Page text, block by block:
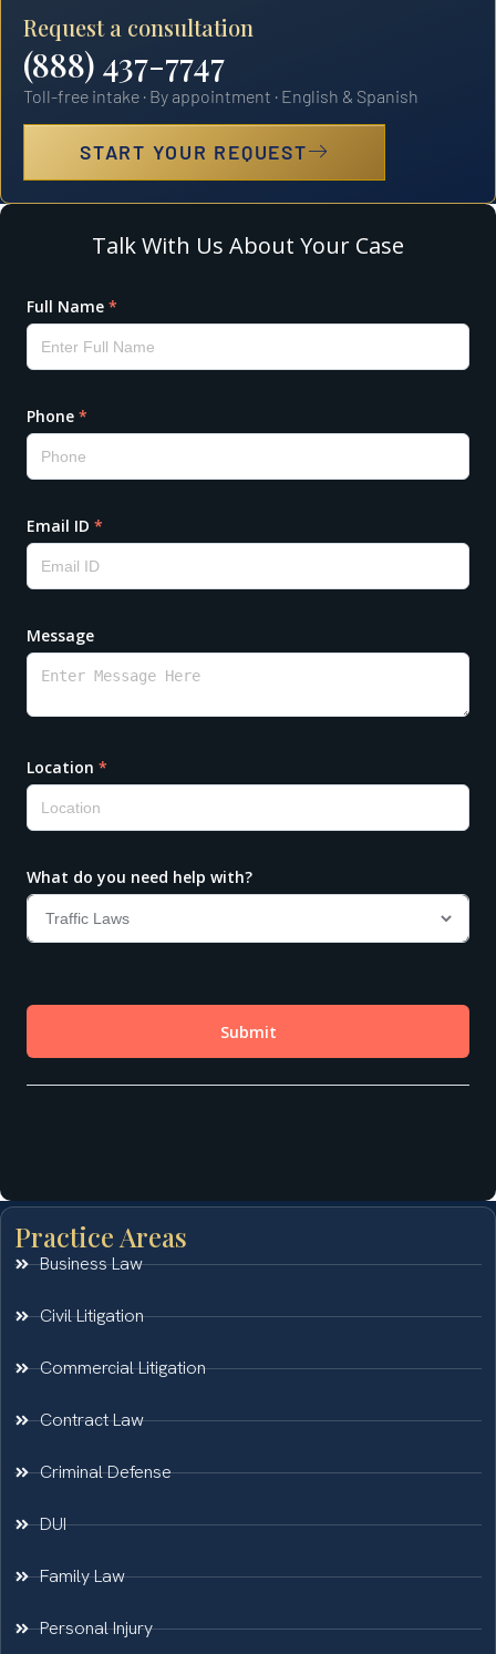
Request a consultation
(888) 437-7747
Toll-free intake · By appointment · English & Spanish
START YOUR REQUEST
Practice Areas
Business Law
Civil Litigation
Commercial Litigation
Contract Law
Criminal Defense
DUI
Family Law
Personal Injury